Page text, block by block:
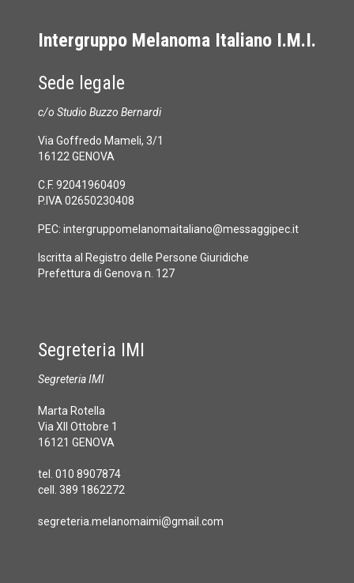
Intergruppo Melanoma Italiano I.M.I.
Sede legale
c/o Studio Buzzo Bernardi
Via Goffredo Mameli, 3/1
16122 GENOVA
C.F. 92041960409
P.IVA 02650230408
PEC: intergruppomelanomaitaliano@messaggipec.it
Iscritta al Registro delle Persone Giuridiche
Prefettura di Genova n. 127
Segreteria IMI
Segreteria IMI
Marta Rotella
Via XII Ottobre 1
16121 GENOVA
tel. 010 8907874
cell. 389 1862272
segreteria.melanomaimi@gmail.com